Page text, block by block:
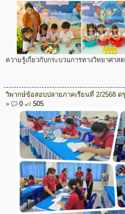
ความรู้เกี่ยวกับกระบวนการทางวิทยาศา
วิพากษ์ข้อสอบปลายภาคเรียนที่ 2/2568
»
0 505